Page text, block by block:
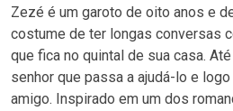
Zezé é um garoto de oito anos e
costume de ter longas conversas
que fica no quintal de sua casa.
senhor que passa a ajudá-lo e
amigo. Inspirado em um dos